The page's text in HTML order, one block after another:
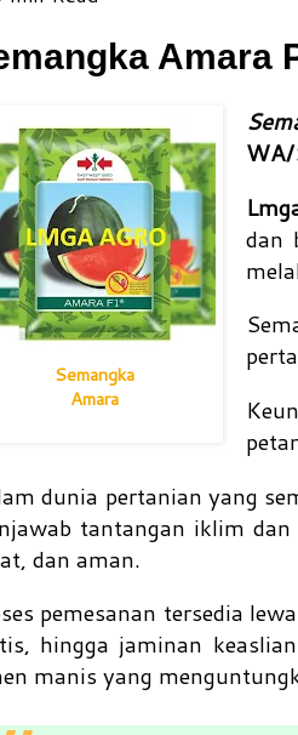
Amara
Semangka
Amara
WA/
dan
dunia pertanian yang
tantangan iklim
dan aman.
pemesanan tersedia
hingga jaminan
manis yang